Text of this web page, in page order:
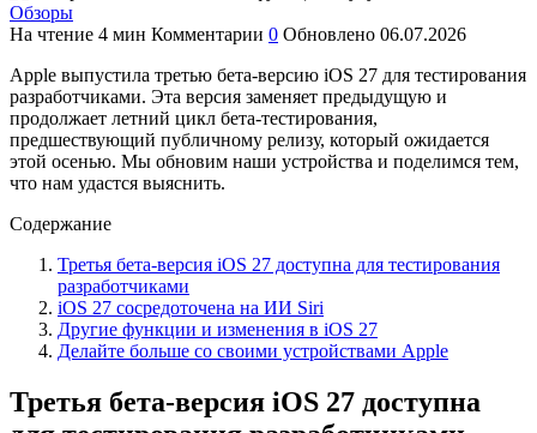
Обзоры
На чтение 4 мин Комментарии 0 Обновлено 06.07.2026
Apple выпустила третью бета-версию iOS 27 для тестирования
разработчиками. Эта версия заменяет предыдущую и
продолжает летний цикл бета-тестирования,
предшествующий публичному релизу, который ожидается
этой осенью. Мы обновим наши устройства и поделимся тем,
что нам удастся выяснить.
Содержание
Третья бета-версия iOS 27 доступна для тестирования
разработчиками
iOS 27 сосредоточена на ИИ Siri
Другие функции и изменения в iOS 27
Делайте больше со своими устройствами Apple
Третья бета-версия iOS 27 доступна